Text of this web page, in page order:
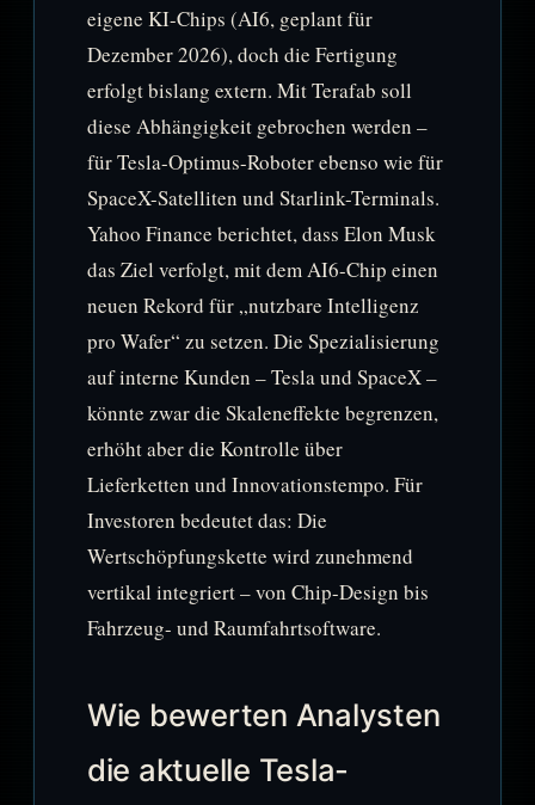
eigene KI-Chips (AI6, geplant für
Dezember 2026), doch die Fertigung
erfolgt bislang extern. Mit Terafab soll
diese Abhängigkeit gebrochen werden –
für Tesla-Optimus-Roboter ebenso wie für
SpaceX-Satelliten und Starlink-Terminals.
Yahoo Finance berichtet, dass Elon Musk
das Ziel verfolgt, mit dem AI6-Chip einen
neuen Rekord für „nutzbare Intelligenz
pro Wafer“ zu setzen. Die Spezialisierung
auf interne Kunden – Tesla und SpaceX –
könnte zwar die Skaleneffekte begrenzen,
erhöht aber die Kontrolle über
Lieferketten und Innovationstempo. Für
Investoren bedeutet das: Die
Wertschöpfungskette wird zunehmend
vertikal integriert – von Chip-Design bis
Fahrzeug- und Raumfahrtsoftware.
Wie bewerten Analysten
die aktuelle Tesla-